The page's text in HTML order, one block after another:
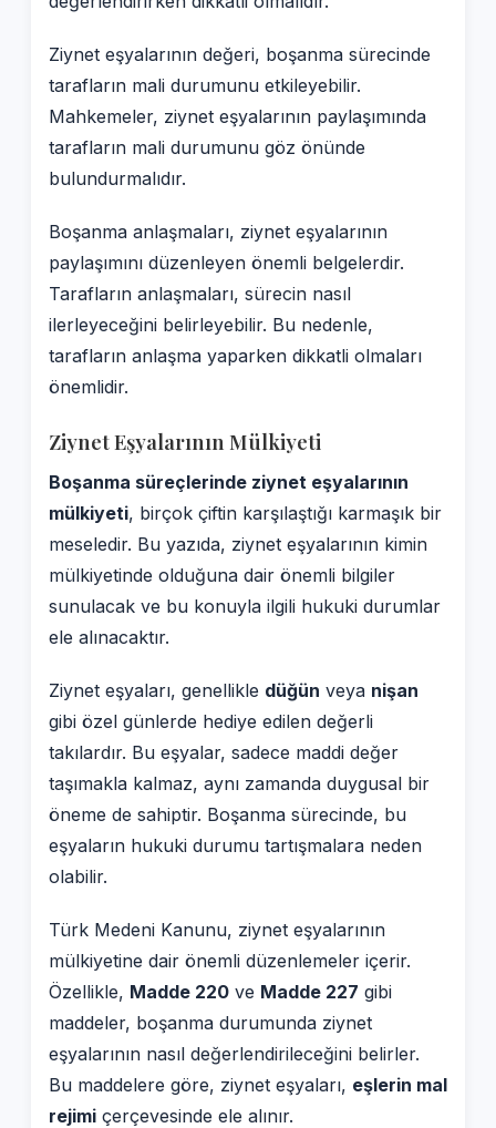
Ziynet eşyalarının değeri, boşanma sürecinde
tarafların mali durumunu etkileyebilir.
Mahkemeler, ziynet eşyalarının paylaşımında
tarafların mali durumunu göz önünde
bulundurmalıdır.
Boşanma anlaşmaları, ziynet eşyalarının
paylaşımını düzenleyen önemli belgelerdir.
Tarafların anlaşmaları, sürecin nasıl
ilerleyeceğini belirleyebilir. Bu nedenle,
tarafların anlaşma yaparken dikkatli olmaları
önemlidir.
Ziynet Eşyalarının Mülkiyeti
Boşanma süreçlerinde ziynet eşyalarının
mülkiyeti, birçok çiftin karşılaştığı karmaşık bir
meseledir. Bu yazıda, ziynet eşyalarının kimin
mülkiyetinde olduğuna dair önemli bilgiler
sunulacak ve bu konuyla ilgili hukuki durumlar
ele alınacaktır.
Ziynet eşyaları, genellikle düğün veya nişan
gibi özel günlerde hediye edilen değerli
takılardır. Bu eşyalar, sadece maddi değer
taşımakla kalmaz, aynı zamanda duygusal bir
öneme de sahiptir. Boşanma sürecinde, bu
eşyaların hukuki durumu tartışmalara neden
olabilir.
Türk Medeni Kanunu, ziynet eşyalarının
mülkiyetine dair önemli düzenlemeler içerir.
Özellikle, Madde 220 ve Madde 227 gibi
maddeler, boşanma durumunda ziynet
eşyalarının nasıl değerlendirileceğini belirler.
Bu maddelere göre, ziynet eşyaları, eşlerin mal
rejimi çerçevesinde ele alınır.